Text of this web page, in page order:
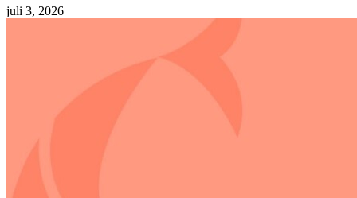
juli 3, 2026